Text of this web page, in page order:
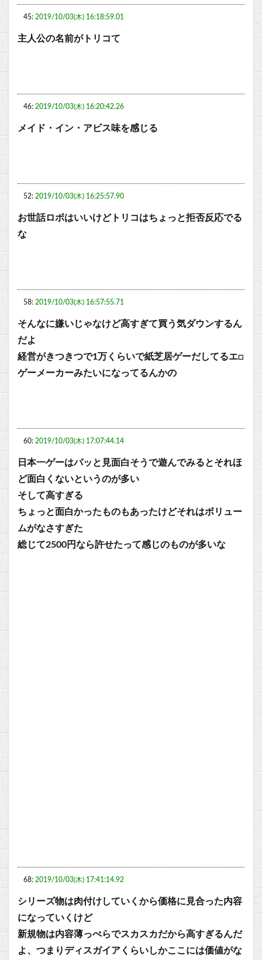
45: 2019/10/03(木) 16:18:59.01
主人公の名前がトリコて
46: 2019/10/03(木) 16:20:42.26
メイド・イン・アビス味を感じる
52: 2019/10/03(木) 16:25:57.90
お世話ロボはいいけどトリコはちょっと拒否反応でる
な
58: 2019/10/03(木) 16:57:55.71
そんなに嫌いじゃなけど高すぎて買う気ダウンするん
だよ
経営がきつきつで1万くらいで紙芝居ゲーだしてるエ□
ゲーメーカーみたいになってるんかの
60: 2019/10/03(木) 17:07:44.14
日本一ゲーはパッと見面白そうで遊んでみるとそれほ
ど面白くないというのが多い
そして高すぎる
ちょっと面白かったものもあったけどそれはボリュー
ムがなさすぎた
総じて2500円なら許せたって感じのものが多いな
68: 2019/10/03(木) 17:41:14.92
シリーズ物は肉付けしていくから価格に見合った内容
になっていくけど
新規物は内容薄っぺらでスカスカだから高すぎるんだ
よ、つまりディスガイアくらいしかここには価値がな